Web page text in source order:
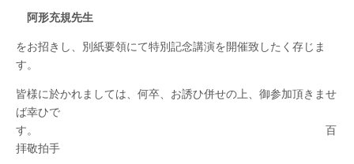
阿形充規先生
をお招きし、別紙要領にて特別記念講演を開催致したく存じま
す。
皆様に於かれましては、何卒、お誘ひ併せの上、御参加頂きませ
ば幸ひで
す。 百
拝敬拍手